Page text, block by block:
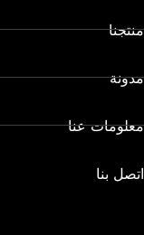
منتجنا
مدونة
معلومات عنا
اتصل بنا